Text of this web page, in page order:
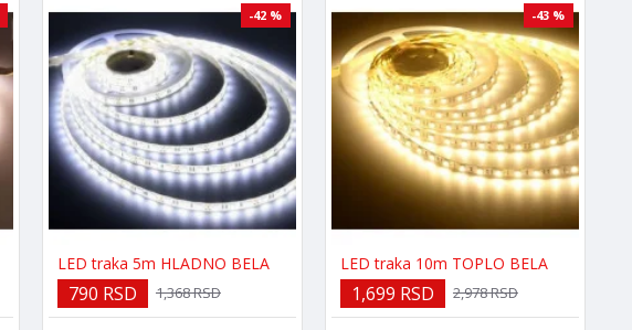
-42 %
LED traka 5m HLADNO BELA
790 RSD 1,368 RSD
-43 %
LED traka 10m TOPLO BELA
1,699 RSD 2,978 RSD